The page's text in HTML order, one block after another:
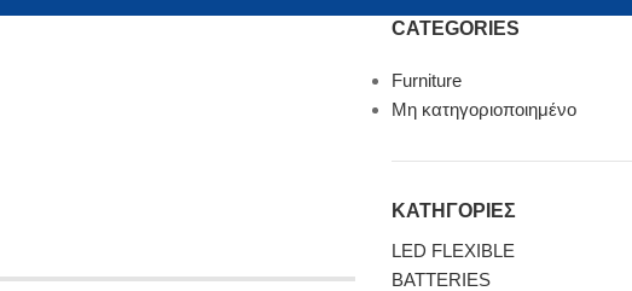
CATEGORIES
Furniture
Μη κατηγοριοποιημένο
ΚΑΤΗΓΟΡΙΕΣ
LED FLEXIBLE
BATTERIES